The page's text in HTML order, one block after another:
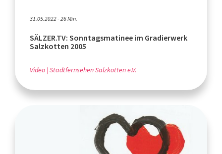
31.05.2022 - 26 Min.
SÄLZER.TV: Sonntagsmatinee im Gradierwerk
Salzkotten 2005
Video Stadtfernsehen Salzkotten e.V.